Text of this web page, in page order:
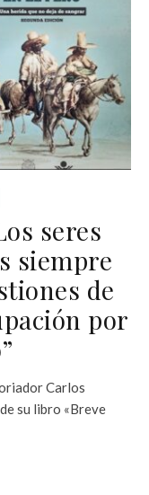
seres
siempre
de
por
Carlos
su libro «Breve